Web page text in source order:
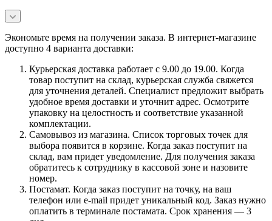
Экономьте время на получении заказа. В интернет-магазине
доступно 4 варианта доставки:
Курьерская доставка работает с 9.00 до 19.00. Когда
товар поступит на склад, курьерская служба свяжется
для уточнения деталей. Специалист предложит выбрать
удобное время доставки и уточнит адрес. Осмотрите
упаковку на целостность и соответствие указанной
комплектации.
Самовывоз из магазина. Список торговых точек для
выбора появится в корзине. Когда заказ поступит на
склад, вам придет уведомление. Для получения заказа
обратитесь к сотруднику в кассовой зоне и назовите
номер.
Постамат. Когда заказ поступит на точку, на ваш
телефон или e-mail придет уникальный код. Заказ нужно
оплатить в терминале постамата. Срок хранения — 3